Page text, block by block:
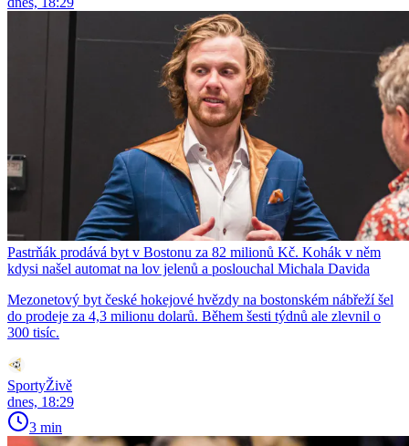
Pastrňák prodává byt v Bostonu za 82 milionů Kč. Kohák v něm
kdysi našel automat na lov jelenů a poslouchal Michala Davida
Mezonetový byt české hokejové hvězdy na bostonském nábřeží šel
do prodeje za 4,3 milionu dolarů. Během šesti týdnů ale zlevnil o
300 tisíc.
SportyŽivě
dnes, 18:29
3 min